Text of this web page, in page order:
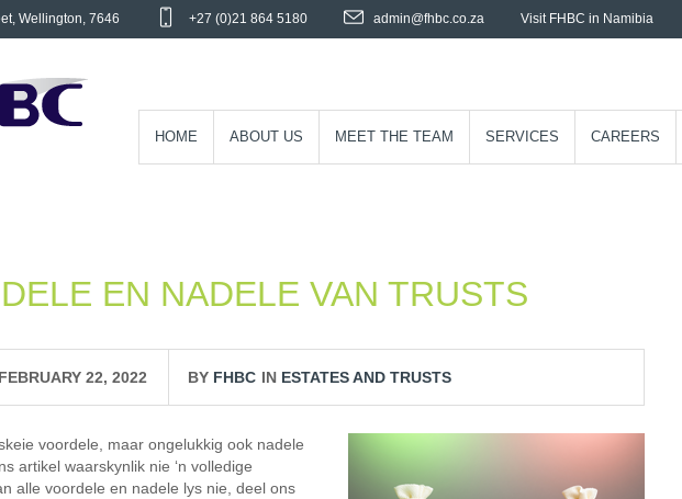
, Wellington, 7646 +27 (0)21 864 5180 admin@fhbc.co.za Visit FHBC in Namibia
HOME ABOUT US MEET THE TEAM SERVICES CAREERS
EN NADELE VAN TRUSTS
FEBRUARY 22, 2022 BY FHBC IN ESTATES AND TRUSTS
voordele, maar ongelukkig ook nadele
artikel waarskynlik nie ‘n volledige
alle voordele en nadele lys nie, deel ons